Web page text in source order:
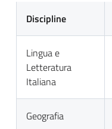
Discipline
Lingua e
Letteratura
Italiana
Geografia